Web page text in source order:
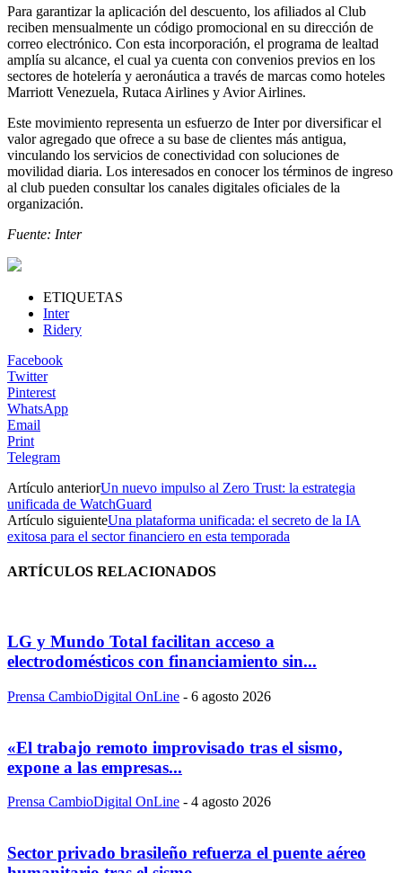
Para garantizar la aplicación del descuento, los afiliados al Club
reciben mensualmente un código promocional en su dirección de
correo electrónico. Con esta incorporación, el programa de lealtad
amplía su alcance, el cual ya cuenta con convenios previos en los
sectores de hotelería y aeronáutica a través de marcas como hoteles
Marriott Venezuela, Rutaca Airlines y Avior Airlines.
Este movimiento representa un esfuerzo de Inter por diversificar el
valor agregado que ofrece a su base de clientes más antigua,
vinculando los servicios de conectividad con soluciones de
movilidad diaria. Los interesados en conocer los términos de ingreso
al club pueden consultar los canales digitales oficiales de la
organización.
Fuente: Inter
ETIQUETAS
Inter
Ridery
Facebook
Twitter
Pinterest
WhatsApp
Email
Print
Telegram
Artículo anteriorUn nuevo impulso al Zero Trust: la estrategia
unificada de WatchGuard
Artículo siguienteUna plataforma unificada: el secreto de la IA
exitosa para el sector financiero en esta temporada
ARTÍCULOS RELACIONADOS
LG y Mundo Total facilitan acceso a
electrodomésticos con financiamiento sin...
Prensa CambioDigital OnLine - 6 agosto 2026
«El trabajo remoto improvisado tras el sismo,
expone a las empresas...
Prensa CambioDigital OnLine - 4 agosto 2026
Sector privado brasileño refuerza el puente aéreo